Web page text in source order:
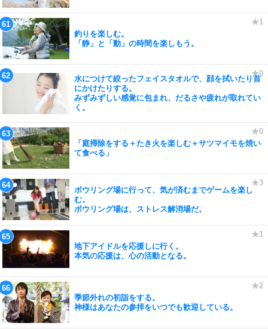
釣りを楽しむ。
「静」と「動」の時間を楽しもう。
水につけて絞ったフェイスタオルで、顔を拭いたり首
にかけたりする。
みずみずしい感覚に包まれ、だるさや疲れが取れてい
く。
「庭掃除をする＋たき火を楽しむ＋サツマイモを焼い
て食べる」
ボウリング場に行って、気が済むまでゲームを楽し
む。
ボウリング場は、ストレス解消場だ。
地下アイドルを応援しに行く。
本気の応援は、心の活動となる。
季節外れの初詣をする。
神様はあなたの参拝をいつでも歓迎している。